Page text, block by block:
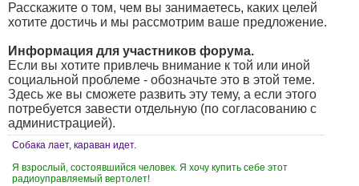
Расскажите о том, чем вы занимаетесь, каких целей
хотите достичь и мы рассмотрим ваше предложение.
Информация для участников форума.
Если вы хотите привлечь внимание к той или иной
социальной проблеме - обозначьте это в этой теме.
Здесь же вы сможете развить эту тему, а если этого
потребуется завести отдельную (по согласованию с
администрацией).
Собака лает, караван идет.
Я взрослый, состоявшийся человек. Я хочу купить себе этот
радиоуправляемый вертолет!